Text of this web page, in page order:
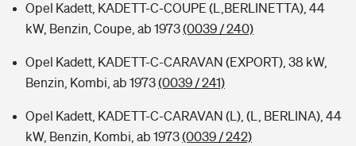
Opel Kadett, KADETT-C-COUPE (L,BERLINETTA), 44
kW, Benzin, Coupe, ab 1973(0039 / 240)
Opel Kadett, KADETT-C-CARAVAN (EXPORT), 38 kW,
Benzin, Kombi, ab 1973(0039 / 241)
Opel Kadett, KADETT-C-CARAVAN (L), (L, BERLINA), 44
kW, Benzin, Kombi, ab 1973(0039 / 242)